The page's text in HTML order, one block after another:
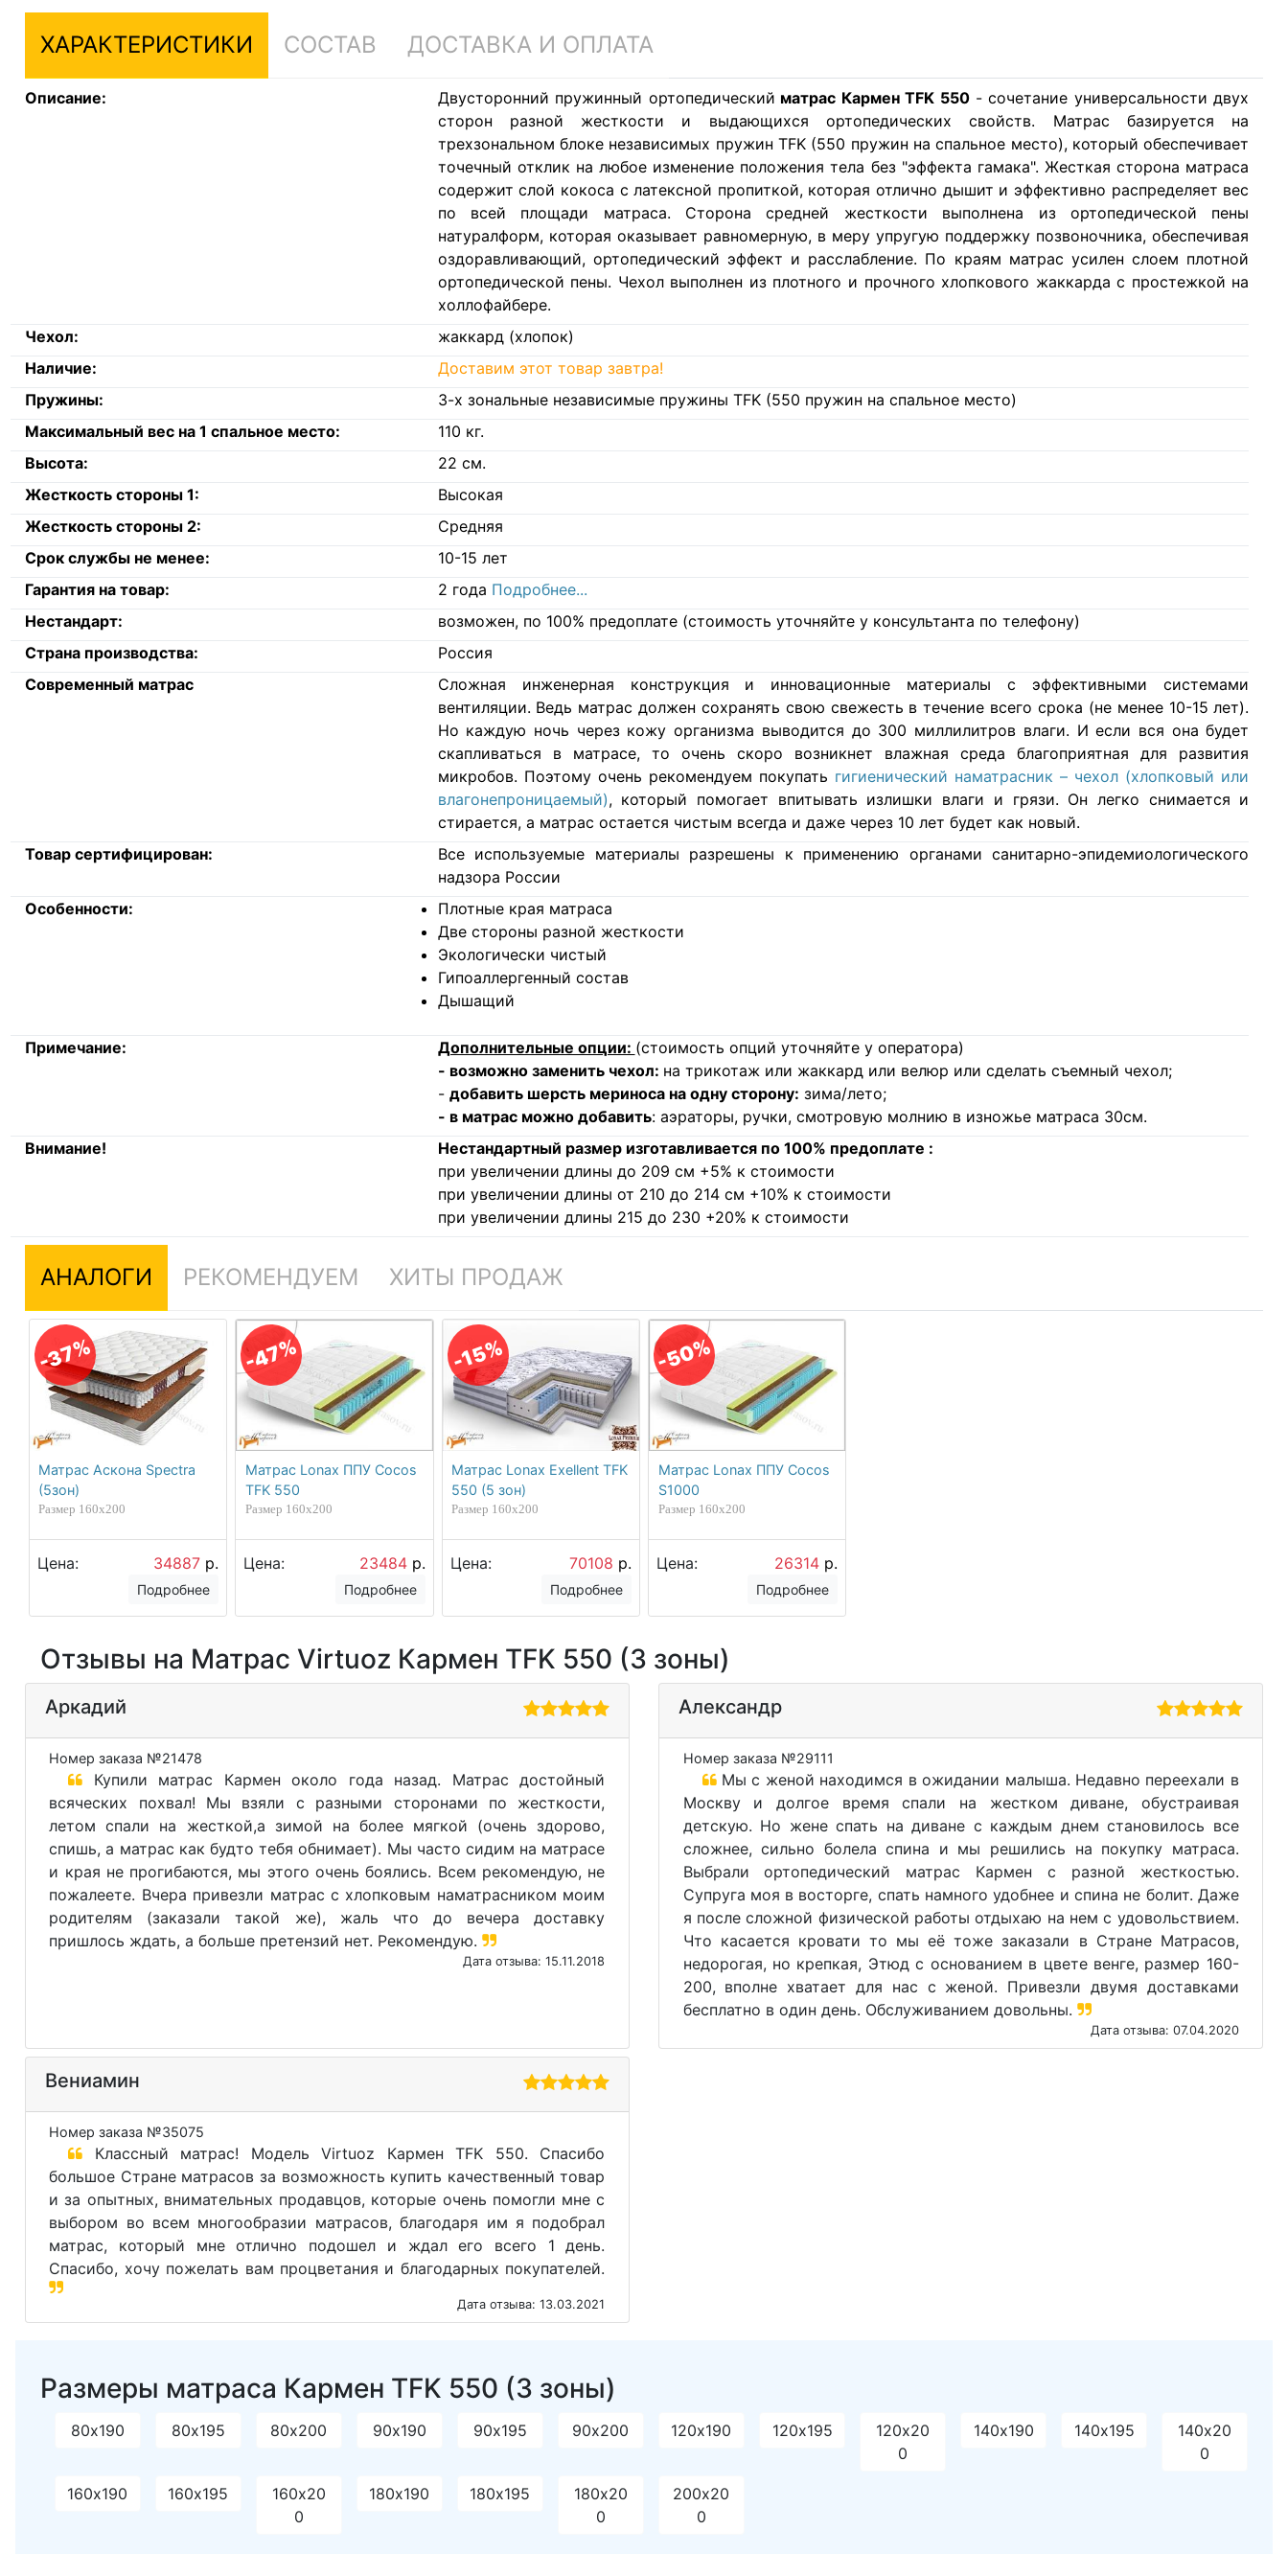
ХАРАКТЕРИСТИКИ СОСТАВ ДОСТАВКА И ОПЛАТА
Описание: Двусторонний пружинный ортопедический матрас Кармен TFK 550 - сочетание универсальности двух
сторон разной жесткости и выдающихся ортопедических свойств. Матрас базируется на
трехзональном блоке независимых пружин TFK (550 пружин на спальное место), который обеспечивает
точечный отклик на любое изменение положения тела без "эффекта гамака". Жесткая сторона матраса
содержит слой кокоса с латексной пропиткой, которая отлично дышит и эффективно распределяет вес
по всей площади матраса. Сторона средней жесткости выполнена из ортопедической пены
натуралформ, которая оказывает равномерную, в меру упругую поддержку позвоночника, обеспечивая
оздоравливающий, ортопедический эффект и расслабление. По краям матрас усилен слоем плотной
ортопедической пены. Чехол выполнен из плотного и прочного хлопкового жаккарда с простежкой на
холлофайбере.
Чехол:
жаккард (хлопок)
Наличие:
Доставим этот товар завтра!
Пружины:
3-х зональные независимые пружины TFK (550 пружин на спальное место)
Максимальный вес на 1 спальное место:
110 кг.
Высота:
22 см.
Жесткость стороны 1:
Высокая
Жесткость стороны 2:
Средняя
Срок службы не менее:
10-15 лет
Гарантия на товар:
2 года Подробнее...
Нестандарт:
возможен, по 100% предоплате (стоимость уточняйте у консультанта по телефону)
Страна производства:
Россия
Современный матрас
Cложная инженерная конструкция и инновационные материалы с эффективными системами
вентиляции. Ведь матрас должен сохранять свою свежесть в течение всего срока (не менее 10-15 лет).
Но каждую ночь через кожу организма выводится до 300 миллилитров влаги. И если вся она будет
скапливаться в матрасе, то очень скоро возникнет влажная среда благоприятная для развития
микробов. Поэтому очень рекомендуем покупать гигиенический наматрасник – чехол (хлопковый или
влагонепроницаемый), который помогает впитывать излишки влаги и грязи. Он легко снимается и
стирается, а матрас остается чистым всегда и даже через 10 лет будет как новый.
Товар сертифицирован:
Все используемые материалы разрешены к применению органами санитарно-эпидемиологического
надзора России
Особенности:
Плотные края матраса
Две стороны разной жесткости
Экологически чистый
Гипоаллергенный состав
Дышащий
Примечание: Дополнительные опции: (стоимость опций уточняйте у оператора)
- возможно заменить чехол: на трикотаж или жаккард или велюр или сделать съемный чехол;
- добавить шерсть мериноса на одну сторону: зима/лето;
- в матрас можно добавить: аэраторы, ручки, смотровую молнию в изножье матраса 30см.
Внимание!
Нестандартный размер изготавливается по 100% предоплате :
при увеличении длины до 209 см +5% к стоимости
при увеличении длины от 210 до 214 см +10% к стоимости
при увеличении длины 215 до 230 +20% к стоимости
АНАЛОГИ РЕКОМЕНДУЕМ ХИТЫ ПРОДАЖ
-37%
Матрас Аскона Spectra
(5зон)
Размер 160х200
Цена: 34887 р.
Подробнее
-47%
Матрас Lonax ППУ Cocos
TFK 550
Размер 160х200
Цена: 23484 р.
Подробнее
-15%
Матрас Lonax Exellent TFK
550 (5 зон)
Размер 160х200
Цена: 70108 р.
Подробнее
-50%
Матрас Lonax ППУ Cocos
S1000
Размер 160х200
Цена: 26314 р.
Подробнее
Отзывы на Матрас Virtuoz Кармен TFK 550 (3 зоны)
Аркадий
Номер заказа №21478
Купили матрас Кармен около года назад. Матрас достойный
всяческих похвал! Мы взяли с разными сторонами по жесткости,
летом спали на жесткой,а зимой на более мягкой (очень здорово,
спишь, а матрас как будто тебя обнимает). Мы часто сидим на матрасе
и края не прогибаются, мы этого очень боялись. Всем рекомендую, не
пожалеете. Вчера привезли матрас с хлопковым наматрасником моим
родителям (заказали такой же), жаль что до вечера доставку
пришлось ждать, а больше претензий нет. Рекомендую.
Дата отзыва: 15.11.2018
Александр
Номер заказа №29111
Мы с женой находимся в ожидании малыша. Недавно переехали в
Москву и долгое время спали на жестком диване, обустраивая
детскую. Но жене спать на диване с каждым днем становилось все
сложнее, сильно болела спина и мы решились на покупку матраса.
Выбрали ортопедический матрас Кармен с разной жесткостью.
Супруга моя в восторге, спать намного удобнее и спина не болит. Даже
я после сложной физической работы отдыхаю на нем с удовольствием.
Что касается кровати то мы её тоже заказали в Стране Матрасов,
недорогая, но крепкая, Этюд с основанием в цвете венге, размер 160-
200, вполне хватает для нас с женой. Привезли двумя доставками
бесплатно в один день. Обслуживанием довольны.
Дата отзыва: 07.04.2020
Вениамин
Номер заказа №35075
Классный матрас! Модель Virtuoz Кармен TFK 550. Спасибо
большое Стране матрасов за возможность купить качественный товар
и за опытных, внимательных продавцов, которые очень помогли мне с
выбором во всем многообразии матрасов, благодаря им я подобрал
матрас, который мне отлично подошел и ждал его всего 1 день.
Спасибо, хочу пожелать вам процветания и благодарных покупателей.
Дата отзыва: 13.03.2021
Размеры матраса Кармен TFK 550 (3 зоны)
80х190 80х195 80х200 90х190 90х195 90х200 120х190 120х195
120х20
0
140х190 140х195
140х20
0
160х190 160х195
160х20
0
180х190 180х195
180х20
0
200х20
0